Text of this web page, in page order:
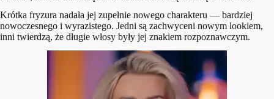
Krótka fryzura nadała jej zupełnie nowego charakteru — bardziej
nowoczesnego i wyrazistego. Jedni są zachwyceni nowym lookiem,
inni twierdzą, że długie włosy były jej znakiem rozpoznawczym.